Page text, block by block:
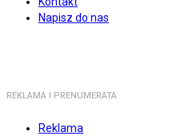
Napisz do nas
REKLAMA I PRENUMERATA
Reklama